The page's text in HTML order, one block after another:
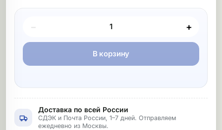
Покупка товара
− +
В корзину
Доставка по всей России
СДЭК и Почта России, 1–7 дней. Отправляем
ежедневно из Москвы.